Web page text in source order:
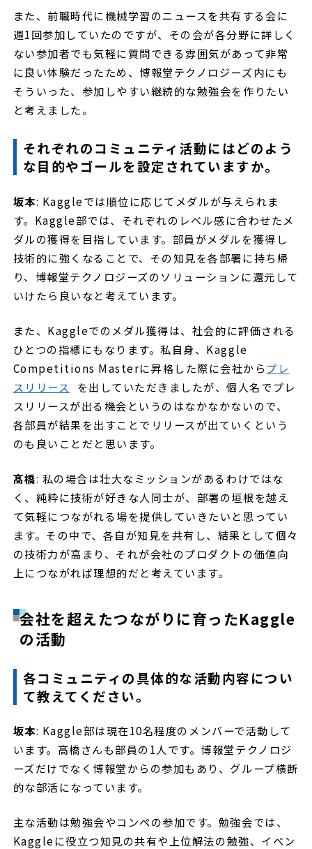
また、前職時代に機械学習のニュースを共有する会に
週1回参加していたのですが、その会が各分野に詳しく
ない参加者でも気軽に質問できる雰囲気があって非常
に良い体験だったため、博報堂テクノロジーズ内にも
そういった、参加しやすい継続的な勉強会を作りたい
と考えました。
それぞれのコミュニティ活動にはどのよう
な目的やゴールを設定されていますか。
坂本: Kaggleでは順位に応じてメダルが与えられま
す。Kaggle部では、それぞれのレベル感に合わせたメ
ダルの獲得を目指しています。部員がメダルを獲得し
技術的に強くなることで、その知見を各部署に持ち帰
り、博報堂テクノロジーズのソリューションに還元して
いけたら良いなと考えています。
また、Kaggleでのメダル獲得は、社会的に評価される
ひとつの指標にもなります。私自身、Kaggle
Competitions Masterに昇格した際に会社からプレ
スリリース
を出していただきましたが、個人名でプレ
スリリースが出る機会というのはなかなかないので、
各部員が結果を出すことでリリースが出ていくという
のも良いことだと思います。
髙橋: 私の場合は壮大なミッションがあるわけではな
く、純粋に技術が好きな人同士が、部署の垣根を越え
て気軽につながれる場を提供していきたいと思ってい
ます。その中で、各自が知見を共有し、結果として個々
の技術力が高まり、それが会社のプロダクトの価値向
上につながれば理想的だと考えています。
会社を超えたつながりに育ったKaggle
の活動
各コミュニティの具体的な活動内容につい
て教えてください。
坂本: Kaggle部は現在10名程度のメンバーで活動して
います。髙橋さんも部員の1人です。博報堂テクノロジ
ーズだけでなく博報堂からの参加もあり、グループ横断
的な部活になっています。
主な活動は勉強会やコンペの参加です。勉強会では、
Kaggleに役立つ知見の共有や上位解法の勉強、イベン